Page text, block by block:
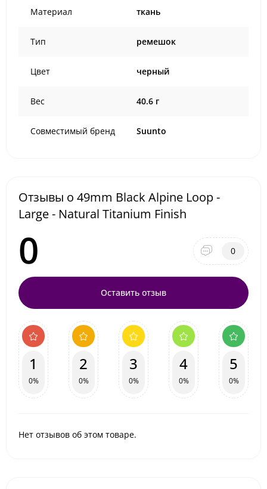
Материал ткань
Тип ремешок
Цвет черный
Вес 40.6 г
Совместимый бренд Suunto
Отзывы о 49mm Black Alpine Loop -
Large - Natural Titanium Finish
0 0
Оставить отзыв
1
0%
2
0%
3
0%
4
0%
5
0%
Нет отзывов об этом товаре.